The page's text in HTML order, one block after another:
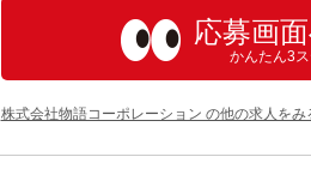
応募画
かんたん3ス
株式会社物語コーポレーション の他の求人をみ